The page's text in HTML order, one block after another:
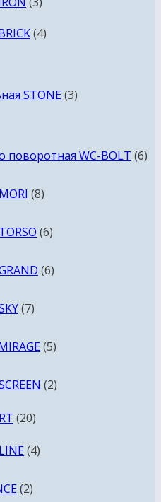
44
STONE 3товара
поворотная WC-BOLT 66
88
66
66
77
55
22
2020
44
22